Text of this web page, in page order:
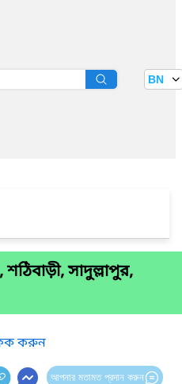
বাতায়ন BN
সাদুল্লাপুর,
করুন
আপনার মতামত প্রদান করুন